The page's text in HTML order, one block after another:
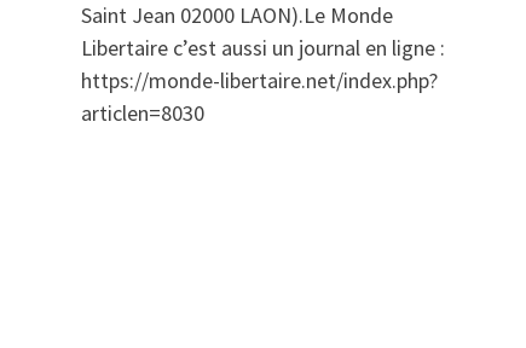
Saint Jean 02000 LAON).Le Monde
Libertaire c’est aussi un journal en ligne :
https://monde-libertaire.net/index.php?
articlen=8030